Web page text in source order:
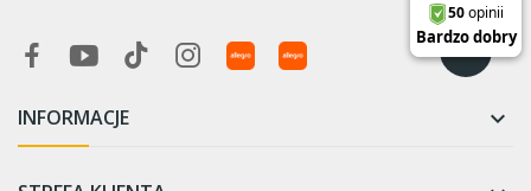
INFORMACJE 